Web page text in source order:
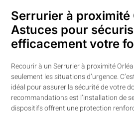
Serrurier à proximité
Astuces pour
efficacement votre
Recourir à un Serrurier à proximité
seulement les situations d’urgence.
idéal pour assurer la sécurité de votre
recommandations est l’installation de
dispositifs offrent une protection